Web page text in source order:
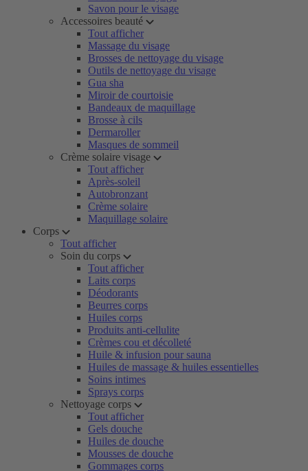
Savon pour le visage
Accessoires beauté
Tout afficher
Massage du visage
Brosses de nettoyage du visage
Outils de nettoyage du visage
Gua sha
Miroir de courtoisie
Bandeaux de maquillage
Brosse à cils
Dermaroller
Masques de sommeil
Crème solaire visage
Tout afficher
Après-soleil
Autobronzant
Crème solaire
Maquillage solaire
Corps
Tout afficher
Soin du corps
Tout afficher
Laits corps
Déodorants
Beurres corps
Huiles corps
Produits anti-cellulite
Crèmes cou et décolleté
Huile & infusion pour sauna
Huiles de massage & huiles essentielles
Soins intimes
Sprays corps
Nettoyage corps
Tout afficher
Gels douche
Huiles de douche
Mousses de douche
Gommages corps